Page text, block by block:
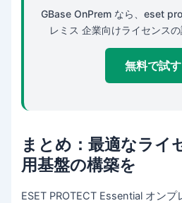
GBase OnPrem なら、eset
レミス 企業向けライセンス
無料で試
まとめ：最適なライ
用基盤の構築を
ESET PROTECT Essential オン